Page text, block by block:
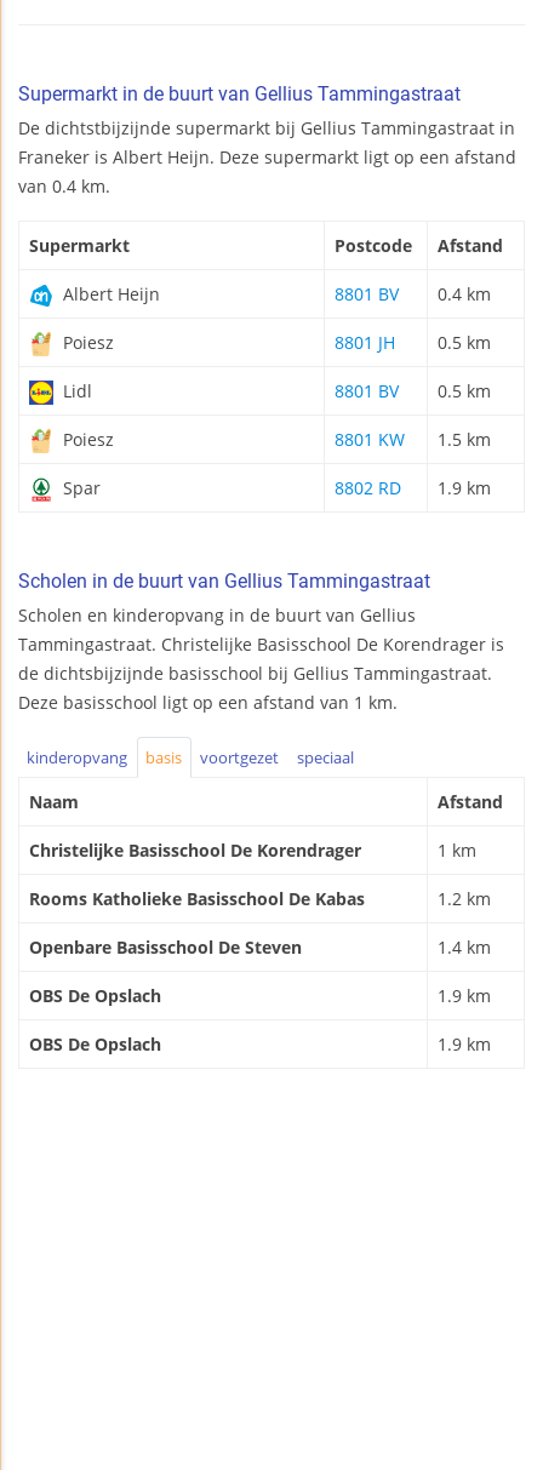
Supermarkt in de buurt van Gellius Tammingastraat
De dichtstbijzijnde supermarkt bij Gellius Tammingastraat in
Franeker is Albert Heijn. Deze supermarkt ligt op een afstand
van 0.4 km.
Supermarkt Postcode Afstand
Albert Heijn 8801 BV 0.4 km
Poiesz 8801 JH 0.5 km
Lidl 8801 BV 0.5 km
Poiesz 8801 KW 1.5 km
Spar 8802 RD 1.9 km
Scholen in de buurt van Gellius Tammingastraat
Scholen en kinderopvang in de buurt van Gellius
Tammingastraat. Christelijke Basisschool De Korendrager is
de dichtsbijzijnde basisschool bij Gellius Tammingastraat.
Deze basisschool ligt op een afstand van 1 km.
kinderopvang basis voortgezet speciaal
Naam Afstand
Christelijke Basisschool De Korendrager 1 km
Rooms Katholieke Basisschool De Kabas 1.2 km
Openbare Basisschool De Steven 1.4 km
OBS De Opslach 1.9 km
OBS De Opslach 1.9 km